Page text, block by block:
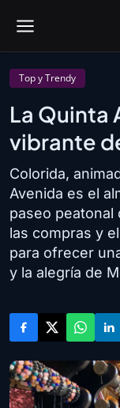
Top y Trendy
La Quinta
vibrante
Colorida,
Avenida es el
paseo peatonal
las compras y
para ofrecer
y la alegría de